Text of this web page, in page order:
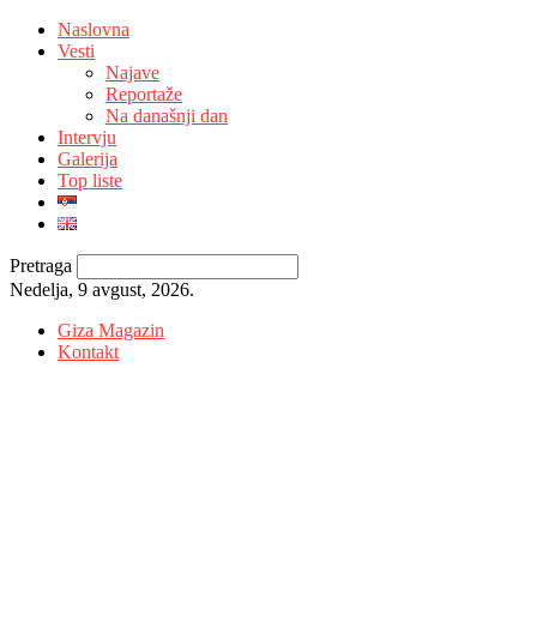
Naslovna
Vesti
Najave
Reportaže
Na današnji dan
Intervju
Galerija
Top liste
Pretraga
Nedelja, 9 avgust, 2026.
Giza Magazin
Kontakt